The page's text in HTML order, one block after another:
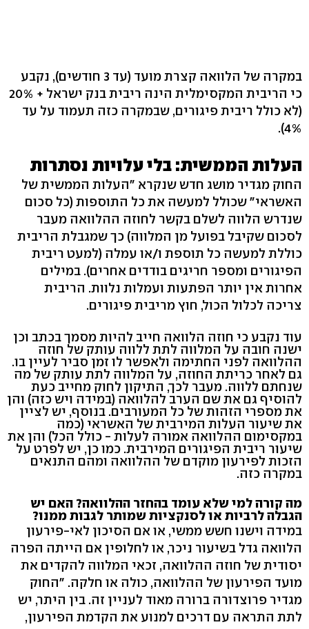
במקרה של הלוואה קצרת מועד (עד 3 חודשים), נקבע
כי הריבית המקסימלית הינה ריבית בנק ישראל + 20%
(לא כולל ריבית פיגורים, שבמקרה כזה תעמוד על עד
4%).
העלות הממשית: בלי עלויות נסתרות
החוק מגדיר מושג חדש שנקרא "העלות הממשית של
האשראי" שכולל למעשה את כל התוספות (כל סכום
שנדרש הלווה לשלם בקשר לחוזה ההלוואה מעבר
לסכום שקיבל בפועל מן המלווה) כך שמגבלת הריבית
כוללת למעשה כל תוספת ו/או עמלה (למעט ריבית
הפיגורים ומספר חריגים בודדים אחרים). במילים
אחרות אין יותר הפתעות ועמלות נלוות. הריבית
צריכה לכלול הכול, חוץ מריבית פיגורים.
עוד נקבע כי חוזה הלוואה חייב להיות מסמך בכתב וכן
ישנה חובה על המלווה לתת ללווה עותק של חוזה
ההלוואה לפני החתימה ולאפשר לו זמן סביר לעיין בו.
גם לאחר כריתת החוזה, על המלווה לתת עותק של מה
שנחתם ללווה. מעבר לכך, התיקון לחוק מחייב כעת
להוסיף גם את שם הערב להלוואה (במידה ויש כזה) והן
את מספרי הזהות של כל המעורבים. בנוסף, יש לציין
את שיעור העלות המירבית של האשראי (כמה
במקסימום ההלוואה אמורה לעלות - כולל הכל) והן את
שיעור ריבית הפיגורים המירבית. כמו כן, יש לפרט על
הזכות לפירעון מוקדם של ההלוואה ומהם התנאים
במקרה כזה.
מה קורה למי שלא עומד בהחזר ההלוואה? האם יש
הגבלה לרביות או לסנקציות שמותר לגבות ממנו?
במידה וישנו חשש ממשי, או אם הסיכון לאי-פירעון
הלוואה גדל בשיעור ניכר, או לחלופין אם הייתה הפרה
יסודית של חוזה ההלוואה, זכאי המלווה להקדים את
מועד הפירעון של ההלוואה, כולה או חלקה. "החוק
מגדיר פרוצדורה ברורה מאוד לעניין זה. בין היתר, יש
לתת התראה עם דרכים למנוע את הקדמת הפירעון,